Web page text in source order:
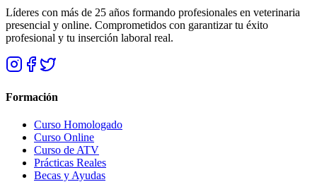
Líderes con más de 25 años formando profesionales en veterinaria
presencial y online. Comprometidos con garantizar tu éxito
profesional y tu inserción laboral real.
Formación
Curso Homologado
Curso Online
Curso de ATV
Prácticas Reales
Becas y Ayudas